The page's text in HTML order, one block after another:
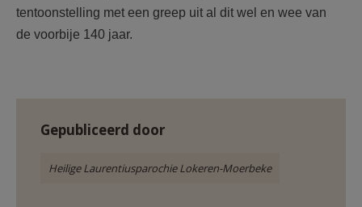
tentoonstelling met een greep uit al dit wel en wee van
de voorbije 140 jaar.
Gepubliceerd door
Heilige Laurentiusparochie Lokeren-Moerbeke